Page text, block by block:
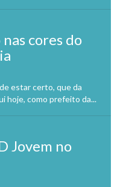
cores do
estar certo, que da
hoje, como prefeito da...
Jovem no